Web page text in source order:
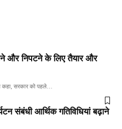
और निपटने के लिए तैयार और
कहा, सरकार को पहले…
संबंधी आर्थिक गतिविधियां बढ़ाने